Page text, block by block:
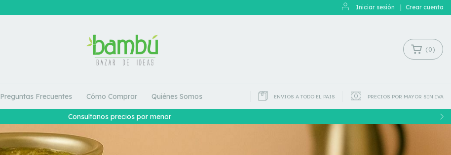
Iniciar sesión Crear cuenta
Consultanos precios por menor
(0)
Preguntas Frecuentes Cómo Comprar Quiénes Somos ENVIOS A TODO EL PAIS PRECIOS POR MAYOR SIN IVA